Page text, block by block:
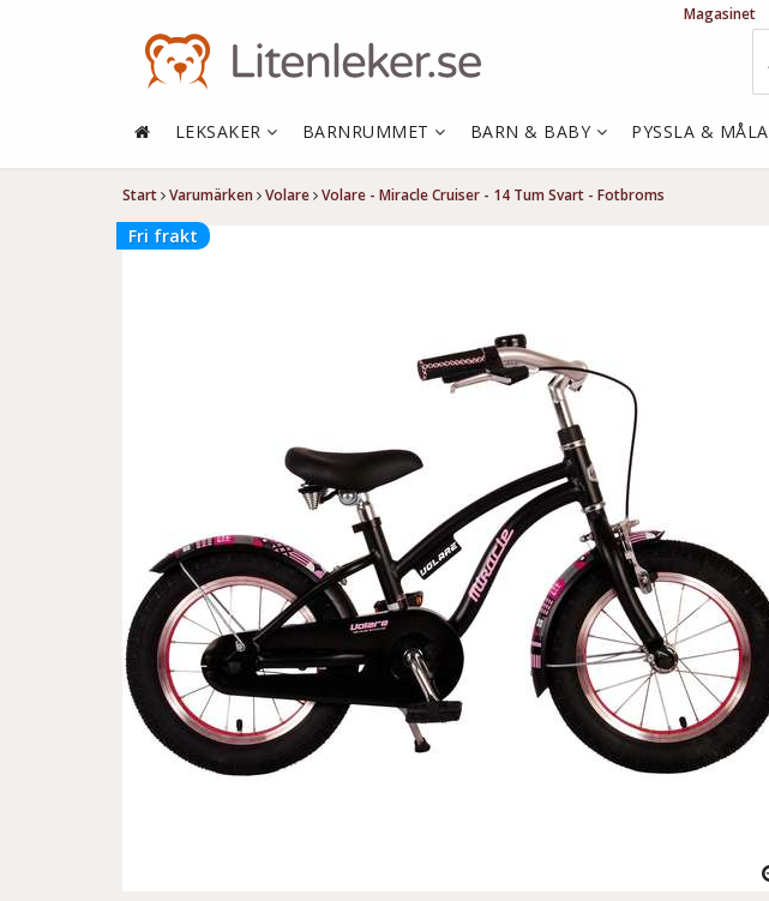
Start Varumärken Volare Volare - Miracle Cruiser - 14 Tum Svart - Fotbroms
Fri frakt
Magasinet
LEKSAKER BARNRUMMET BARN & BABY PYSSLA & MÅLA